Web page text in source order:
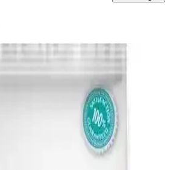
Mamaları: Sağlıklı Gelişim ve
Doğru Seçenekler
için omega-3 ve yüksek protein
seçimdir. Sindirimi kolay ve vitamin-
Balık ve Deniz Taragı
Seçenekleri